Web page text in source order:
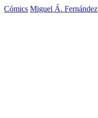
Cómics Miguel Á. Fernández